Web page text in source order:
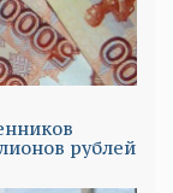
рублей